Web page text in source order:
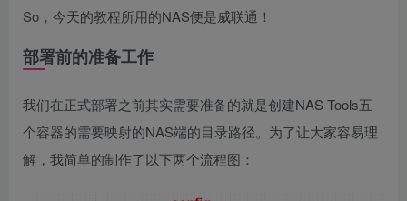
So，今天的教程所用的NAS便是威联通！
部署前的准备工作
我们在正式部署之前其实需要准备的就是创建NAS Tools五
个容器的需要映射的NAS端的目录路径。为了让大家容易理
解，我简单的制作了以下两个流程图：